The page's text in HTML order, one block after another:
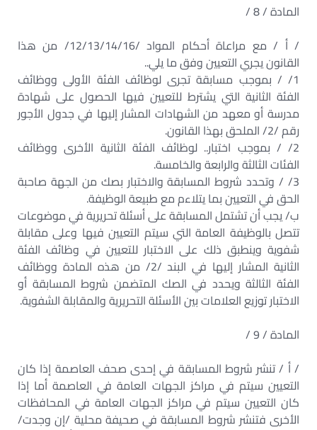
المادة / 8 /
/ أ / مع مراعاة أحكام المواد /12/13/14/16/ من هذا
القانون يجري التعيين وفق ما يلي..
1/ / بموجب مسابقة تجرى لوظائف الفئة الأولى ووظائف
الفئة الثانية التي يشترط للتعيين فيها الحصول على شهادة
مدرسة أو معهد من الشهادات المشار إليها في جدول الأجور
رقم /2/ الملحق بهذا القانون.
2/ / بموجب اختبار.. لوظائف الفئة الثانية الأخرى ووظائف
الفئات الثالثة والرابعة والخامسة.
3/ / وتحدد شروط المسابقة والاختبار بصك من الجهة صاحبة
الحق في التعيين بما يتلاءم مع طبيعة الوظيفة.
ب/ يجب أن تشتمل المسابقة على أسئلة تحريرية في موضوعات
تتصل بالوظيفة العامة التي سيتم التعيين فيها وعلى مقابلة
شفوية وينطبق ذلك على الاختبار للتعيين في وظائف الفئة
الثانية المشار إليها في البند /2/ من هذه المادة ووظائف
الفئة الثالثة ويحدد في الصك المتضمن شروط المسابقة أو
الاختبار توزيع العلامات بين الأسئلة التحريرية والمقابلة الشفوية.
المادة / 9 /
/ أ / تنشر شروط المسابقة في إحدى صحف العاصمة إذا كان
التعيين سيتم في مراكز الجهات العامة في العاصمة أما إذا
كان التعيين سيتم في مراكز الجهات العامة في المحافظات
الأخرى فتنشر شروط المسابقة في صحيفة محلية /إن وجدت/